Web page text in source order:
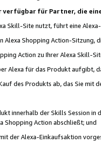
verfügbar für Partner, die
Skill-Site nutzt, führt eine
Shopping Action-Sitzung,
Action zu Ihrer Alexa Skill-
Alexa für das Produkt aufgibt,
des Produkts ab, das Sie mit
innerhalb der Skills Session in
Shopping Action abschließt; und
der Alexa-Einkaufsaktion